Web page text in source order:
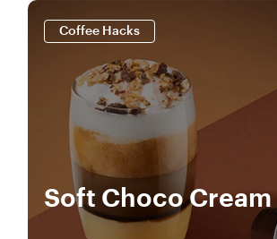
Coffee Hacks
Soft Choco Cream